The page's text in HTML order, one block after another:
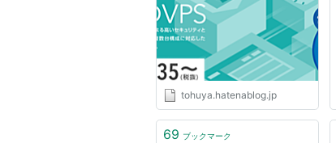
万円以上使っている僕が説明
してみる - とうふや開発日誌
tohuya.hatenablog.jp
69 ブックマーク